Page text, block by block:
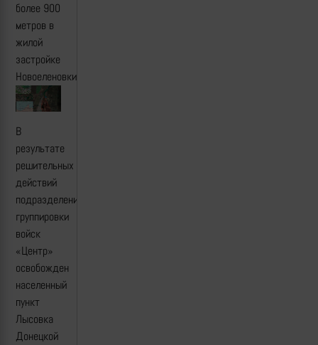
более 900
метров в
жилой
застройке
Новоеленовки.
В
результате
решительных
действий
подразделений
группировки
войск
«Центр»
освобожден
населенный
пункт
Лысовка
Донецкой